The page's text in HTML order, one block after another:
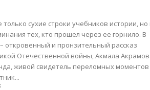
только сухие строки учебников истории, но
тех, кто прошел через ее горнило. В
откровенный и пронзительный рассказ
Отечественной войны, Акмала
живой свидетель переломных моментов